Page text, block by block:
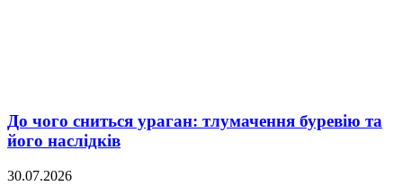
До чого сниться ураган: тлумачення буревію та
його наслідків
30.07.2026